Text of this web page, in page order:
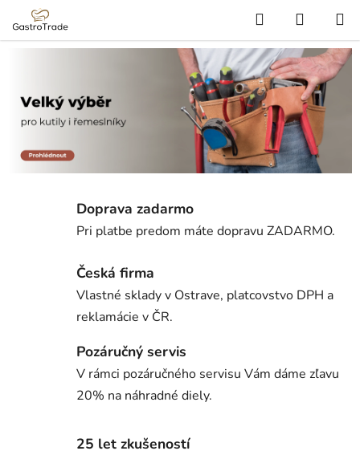
Prejsť
obsah
Hľadať
KOŠÍK
Doprava zadarmo
Pri platbe predom máte dopravu ZADARMO.
Česká firma
Vlastné sklady v Ostrave, platcovstvo DPH a
reklamácie v ČR.
Pozáručný servis
V rámci pozáručného servisu Vám dáme zľavu
20% na náhradné diely.
25 let zkušeností